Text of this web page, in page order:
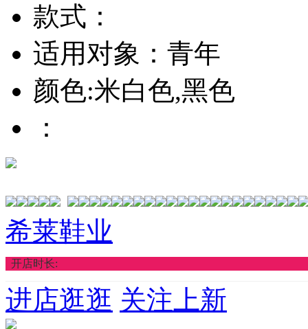
款式：
适用对象：青年
颜色:米白色,黑色
：
希莱鞋业
开店时长:
进店逛逛 关注上新